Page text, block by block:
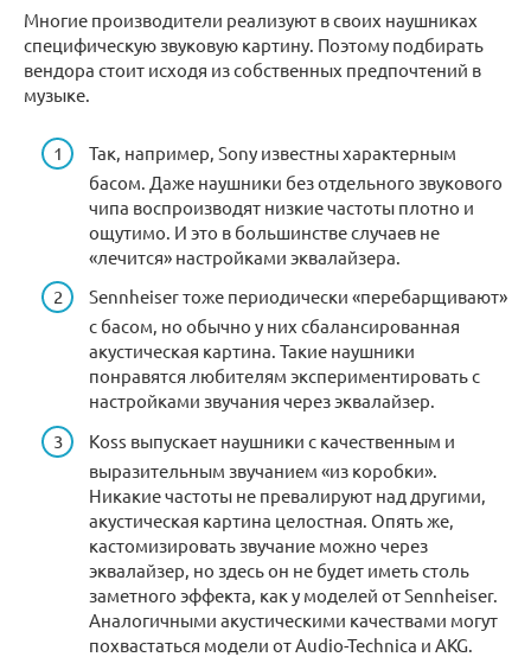
Многие производители реализуют в своих наушниках
специфическую звуковую картину. Поэтому подбирать
вендора стоит исходя из собственных предпочтений в
музыке.
Так, например, Sony известны характерным
басом. Даже наушники без отдельного звукового
чипа воспроизводят низкие частоты плотно и
ощутимо. И это в большинстве случаев не
«лечится» настройками эквалайзера.
Sennheiser тоже периодически «перебарщивают»
с басом, но обычно у них сбалансированная
акустическая картина. Такие наушники
понравятся любителям экспериментировать с
настройками звучания через эквалайзер.
Koss выпускает наушники с качественным и
выразительным звучанием «из коробки».
Никакие частоты не превалируют над другими,
акустическая картина целостная. Опять же,
кастомизировать звучание можно через
эквалайзер, но здесь он не будет иметь столь
заметного эффекта, как у моделей от Sennheiser.
Аналогичными акустическими качествами могут
похвастаться модели от Audio-Technica и AKG.